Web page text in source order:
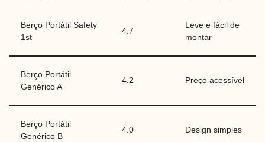
Berço Portátil Safety
1st
4.7
Leve e fácil de
montar
Berço Portátil
Genérico A
4.2 Preço acessível
Berço Portátil
Genérico B
4.0 Design simples